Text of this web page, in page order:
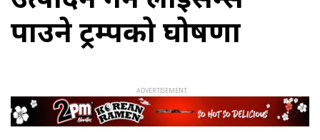
पाउने ट्रम्पको घोषणा